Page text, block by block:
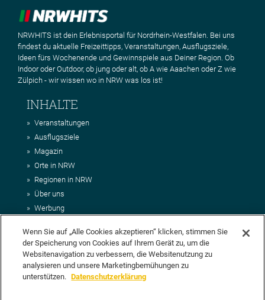
NRWHITS ist dein Erlebnisportal für Nordrhein-Westfalen. Bei uns
findest du aktuelle Freizeittipps, Veranstaltungen, Ausflugsziele,
Ideen fürs Wochenende und Gewinnspiele aus Deiner Region. Ob
Indoor oder Outdoor, ob jung oder alt, ob A wie Aaachen oder Z wie
Zülpich - wir wissen wo in NRW was los ist!
INHALTE
Veranstaltungen
Ausflugsziele
Magazin
Orte in NRW
Regionen in NRW
Über uns
Werbung
Impressum
AGB
Datenschutz
DEIN VORSCHLAG FÜR NRWHITS
Wenn Sie auf „Alle Cookies akzeptieren“ klicken, stimmen Sie
der Speicherung von Cookies auf Ihrem Gerät zu, um die
Websitenavigation zu verbessern, die Websitenutzung zu
analysieren und unsere Marketingbemühungen zu
unterstützen. Datenschutzerklärung